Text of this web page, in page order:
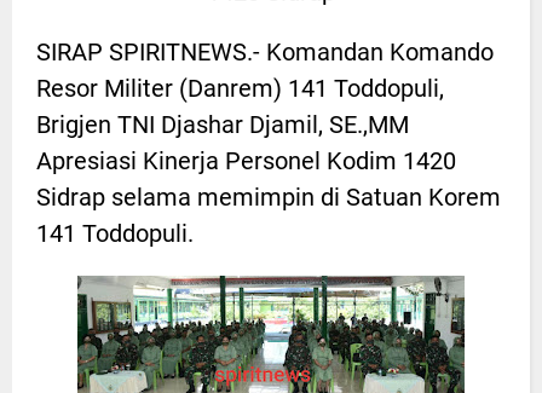
SIRAP SPIRITNEWS.- Komandan Komando
Resor Militer (Danrem) 141 Toddopuli,
Brigjen TNI Djashar Djamil, SE.,MM
Apresiasi Kinerja Personel Kodim 1420
Sidrap selama memimpin di Satuan Korem
141 Toddopuli.